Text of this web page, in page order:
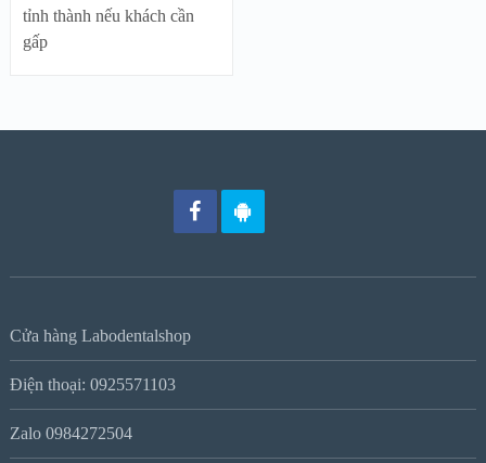
tỉnh thành nếu khách cần
gấp
Cửa hàng Labodentalshop
Điện thoại: 0925571103
Zalo 0984272504